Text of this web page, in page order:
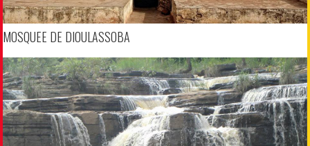
MOSQUEE DE DIOULASSOBA